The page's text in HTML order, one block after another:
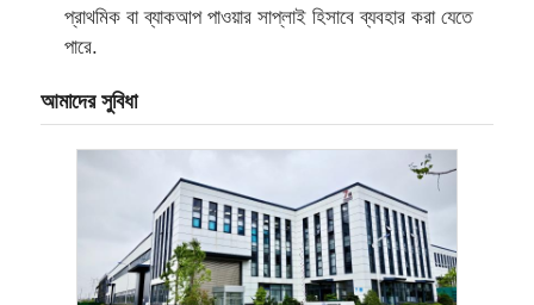
আমাদের সাথে যোগাযোগ করুন
সব ক্ষেত্রেই
নীরব ডিজেল জেনারেটর সেট
ডিজেল জেনারেটর সেট
প্রাথমিক বা ব্যাকআপ পাওয়ার সাপ্লাই হিসাবে ব্যবহার করা যেতে
পারে.
আমাদের সুবিধা